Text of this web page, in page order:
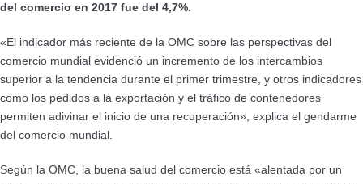
del comercio en 2017 fue del 4,7%.
«El indicador más reciente de la OMC sobre las perspectivas del
comercio mundial evidenció un incremento de los intercambios
superior a la tendencia durante el primer trimestre, y otros indicadores
como los pedidos a la exportación y el tráfico de contenedores
permiten adivinar el inicio de una recuperación», explica el gendarme
del comercio mundial.
Según la OMC, la buena salud del comercio está «alentada por un